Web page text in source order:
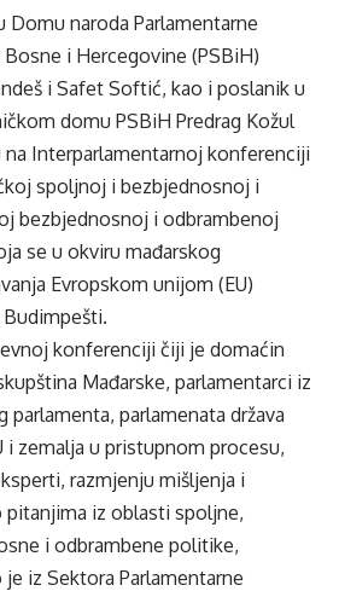
Domu naroda Parlamentarne
i Hercegovine (PSBiH)
i Safet Softić, kao i poslanik u
domu PSBiH Predrag Kožul
Interparlamentarnoj konferenciji
spoljnoj i bezbjednosnoj i
bezbjednosnoj i odbrambenoj
se u okviru mađarskog
Evropskom unijom (EU)
Budimpešti.
konferenciji čiji je domaćin
Mađarske, parlamentarci iz
parlamenta, parlamenata država
i zemalja u pristupnom procesu,
razmjenju mišljenja i
pitanjima iz oblasti spoljne,
i odbrambene politike,
iz Sektora Parlamentarne